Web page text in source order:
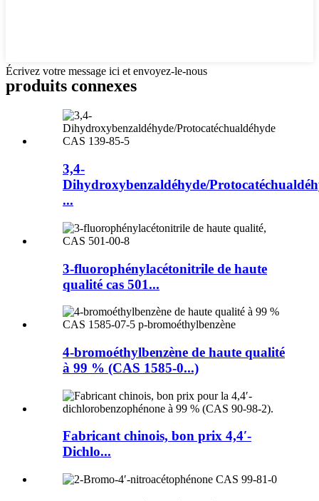
Écrivez votre message ici et envoyez-le-nous
produits connexes
3,4-
Dihydroxybenzaldéhyde/
...
3-fluorophénylacétonitrile de haute
qualité cas 501...
4-bromoéthylbenzène de haute qualité
à 99 % (CAS 1585-0...)
Fabricant chinois, bon prix 4,4′-
Dichlo...